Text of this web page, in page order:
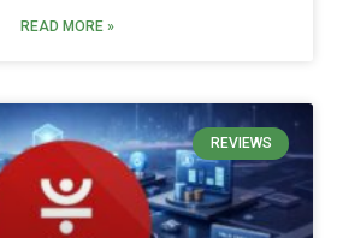
READ MORE »
REVIEWS